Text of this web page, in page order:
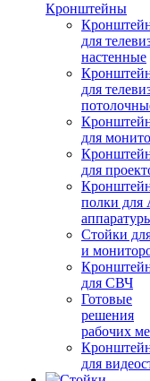
Кронштейны
для
настенные
для
для
для
полки для
Стойки
и
для СВЧ
Готовые
решения
рабочих
для